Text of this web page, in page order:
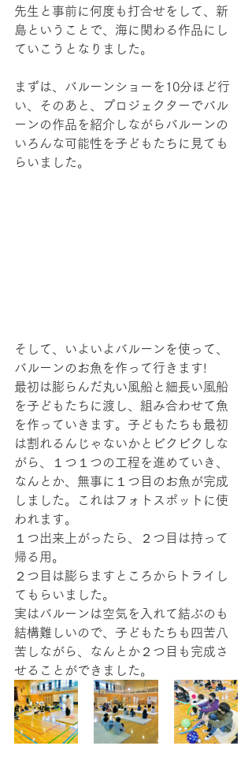
先生と事前に何度も打合せをして、新
島ということで、海に関わる作品にし
ていこうとなりました。
まずは、バルーンショーを10分ほど行
い、そのあと、プロジェクターでバル
ーンの作品を紹介しながらバルーンの
いろんな可能性を子どもたちに見ても
らいました。
そして、いよいよバルーンを使って、
バルーンのお魚を作って行きます!
最初は膨らんだ丸い風船と細長い風船
を子どもたちに渡し、組み合わせて魚
を作っていきます。子どもたちも最初
は割れるんじゃないかとビクビクしな
がら、１つ１つの工程を進めていき、
なんとか、無事に１つ目のお魚が完成
しました。これはフォトスポットに使
われます。
１つ出来上がったら、２つ目は持って
帰る用。
２つ目は膨らますところからトライし
てもらいました。
実はバルーンは空気を入れて結ぶのも
結構難しいので、子どもたちも四苦八
苦しながら、なんとか２つ目も完成さ
せることができました。